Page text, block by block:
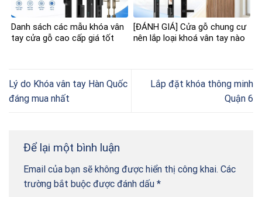
Danh sách các mẫu khóa vân
tay cửa gỗ cao cấp giá tốt
[ĐÁNH GIÁ] Cửa gỗ chung cư
nên lắp loại khoá vân tay nào
Lý do Khóa vân tay Hàn Quốc
đáng mua nhất
Lắp đặt khóa thông minh
Quận 6
Để lại một bình luận
Email của bạn sẽ không được hiển thị công khai. Các
trường bắt buộc được đánh dấu *